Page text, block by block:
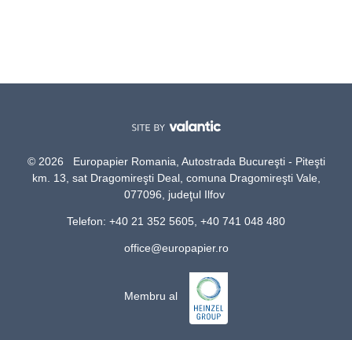
© 2026 Europapier Romania, Autostrada Bucureşti - Piteşti
km. 13, sat Dragomireşti Deal, comuna Dragomireşti Vale,
077096, judeţul Ilfov
Telefon: +40 21 352 5605, +40 741 048 480
office@europapier.ro
Membru al